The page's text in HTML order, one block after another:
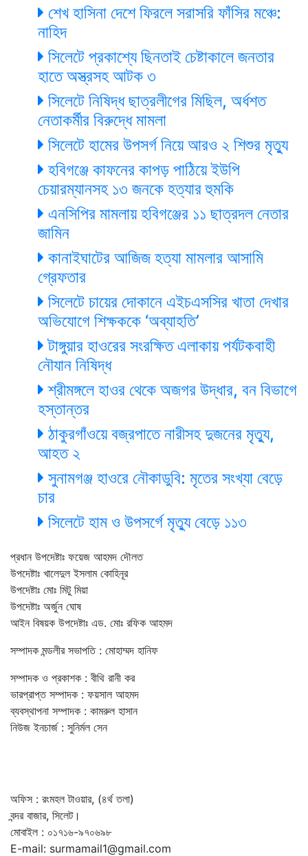
শেখ হাসিনা দেশে ফিরলে সরাসরি ফাঁসির মঞ্চে:
নাহিদ
সিলেটে প্রকাশ্যে ছিনতাই চেষ্টাকালে জনতার
হাতে অস্ত্রসহ আটক ৩
সিলেটে নিষিদ্ধ ছাত্রলীগের মিছিল, অর্ধশত
নেতাকর্মীর বিরুদ্ধে মামলা
সিলেটে হামের উপসর্গ নিয়ে আরও ২ শিশুর মৃত্যু
হবিগঞ্জে কাফনের কাপড় পাঠিয়ে ইউপি
চেয়ারম্যানসহ ১৩ জনকে হত্যার হুমকি
এনসিপির মামলায় হবিগঞ্জের ১১ ছাত্রদল নেতার
জামিন
কানাইঘাটের আজিজ হত্যা মামলার আসামি
গ্রেফতার
সিলেটে চায়ের দোকানে এইচএসসির খাতা দেখার
অভিযোগে শিক্ষককে ‘অব্যাহতি’
টাঙ্গুয়ার হাওরের সংরক্ষিত এলাকায় পর্যটকবাহী
নৌযান নিষিদ্ধ
শ্রীমঙ্গলে হাওর থেকে অজগর উদ্ধার, বন বিভাগে
হস্তান্তর
ঠাকুরগাঁওয়ে বজ্রপাতে নারীসহ দুজনের মৃত্যু,
আহত ২
সুনামগঞ্জ হাওরে নৌকাডুবি: মৃতের সংখ্যা বেড়ে
চার
সিলেটে হাম ও উপসর্গে মৃত্যু বেড়ে ১১৩
প্রধান উপদেষ্টাঃ ফয়েজ আহমদ দৌলত
উপদেষ্টাঃ খালেদুল ইসলাম কোহিনূর
উপদেষ্টাঃ মোঃ মিটু মিয়া
উপদেষ্টাঃ অর্জুন ঘোষ
আইন বিষয়ক উপদেষ্টাঃ এড. মোঃ রফিক আহমদ
সম্পাদক মন্ডলীর সভাপতি : মোহাম্মদ হানিফ
সম্পাদক ও প্রকাশক : বীথি রানী কর
ভারপ্রাপ্ত সম্পাদক : ফয়সাল আহমদ
ব্যবস্থাপনা সম্পাদক : কামরুল হাসান
নিউজ ইনচার্জ : সুনির্মল সেন
অফিস : রংমহল টাওয়ার, (৪র্থ তলা)
বন্দর বাজার, সিলেট।
মোবাইল : ০১৭১৬-৯৭০৬৯৮
E-mail: surmamail1@gmail.com